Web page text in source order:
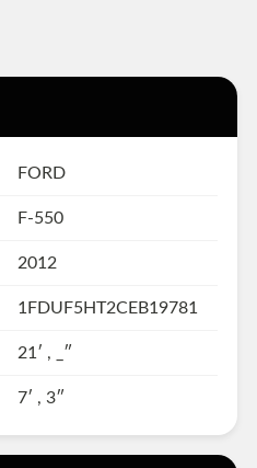
FORD
F-550
2012
1FDUF5HT2CEB19781
21′ , _″
7′ , 3″